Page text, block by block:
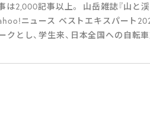
2,000記事以上。 山岳雑誌『山と渓
ニュース ベストエキスパート
とし、学生来、日本全国への自転